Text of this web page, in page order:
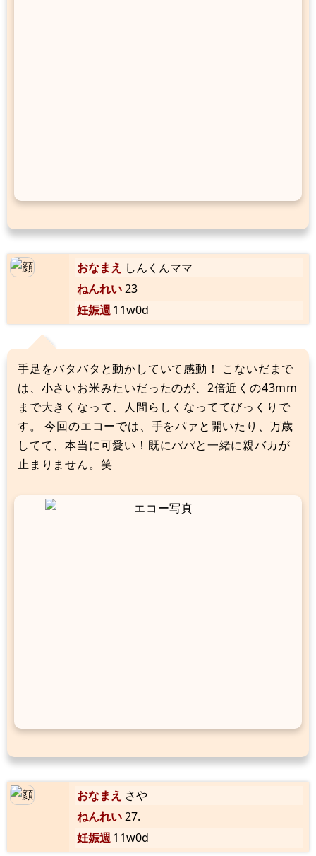
おなまえ しんくんママ
ねんれい23
妊娠週11w0d
手足をバタバタと動かしていて感動！ こないだまで
は、小さいお米みたいだったのが、2倍近くの43mm
まで大きくなって、人間らしくなっててびっくりで
す。 今回のエコーでは、手をパァと開いたり、万歳
してて、本当に可愛い！既にパパと一緒に親バカが
止まりません。笑
おなまえ さや
ねんれい27.
妊娠週11w0d